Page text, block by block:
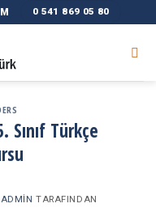
0 541 869 05 80
Sınıf Türkçe
ADMIN TARAFINDAN